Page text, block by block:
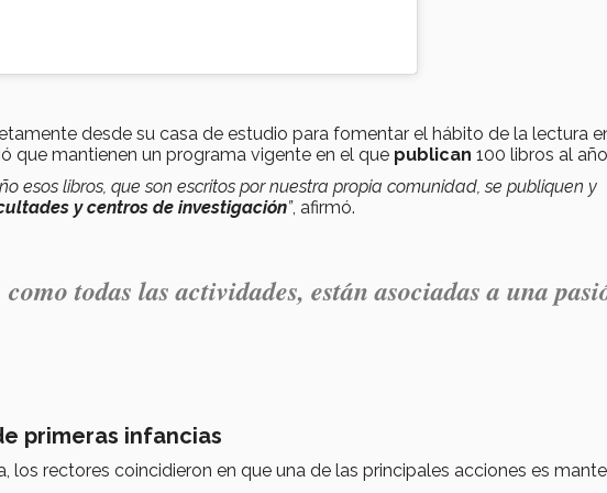
desde su casa de estudio para fomentar el hábito de la lectura
que mantienen un programa vigente en el que publican 100 libros al
esos libros, que son escritos por nuestra propia comunidad, se publiquen y
y centros de investigación”, afirmó.
todas las actividades, están asociadas a una
primeras infancias
los rectores coincidieron en que una de las principales acciones es